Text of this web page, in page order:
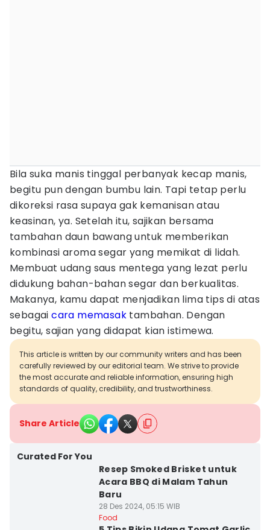
Bila suka manis tinggal perbanyak kecap manis,
begitu pun dengan bumbu lain. Tapi tetap perlu
dikoreksi rasa supaya gak kemanisan atau
keasinan, ya. Setelah itu, sajikan bersama
tambahan daun bawang untuk memberikan
kombinasi aroma segar yang memikat di lidah.
Membuat udang saus mentega yang lezat perlu
didukung bahan-bahan segar dan berkualitas.
Makanya, kamu dapat menjadikan lima tips di atas
sebagaicara memasak tambahan. Dengan
begitu, sajian yang didapat kian istimewa.
This article is written by our community writers and has been
carefully reviewed by our editorial team. We strive to provide
the most accurate and reliable information, ensuring high
standards of quality, credibility, and trustworthiness.
Share Article
Curated For You
Resep Smoked Brisket untuk
Acara BBQ di Malam Tahun
Baru
28 Des 2024, 05:15 WIB
Food